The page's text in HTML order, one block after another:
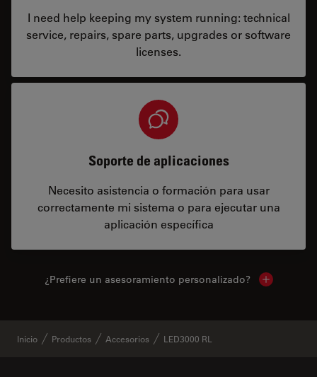
I need help keeping my system running: technical
service, repairs, spare parts, upgrades or software
licenses.
Soporte de aplicaciones
Necesito asistencia o formación para usar
correctamente mi sistema o para ejecutar una
aplicación específica
¿Prefiere un asesoramiento personalizado? Show local
Inicio Productos Accesorios LED3000 RL